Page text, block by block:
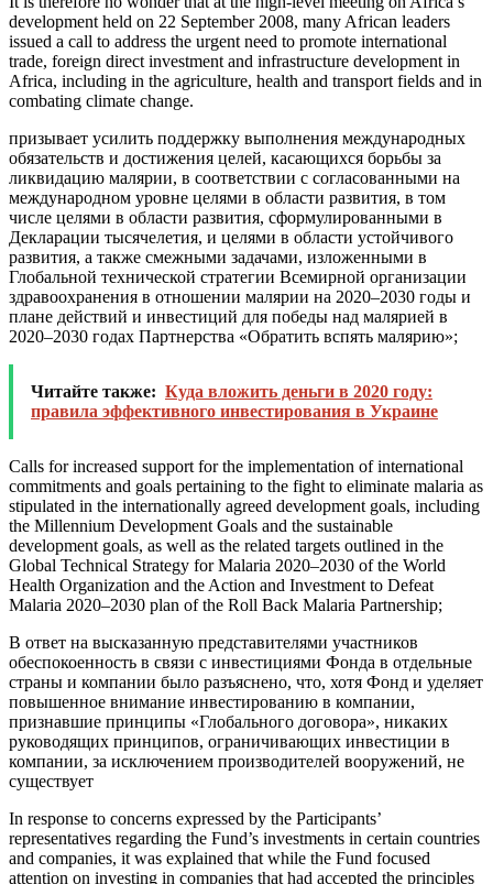
development held on 22 September 2008, many African leaders
issued a call to address the urgent need to promote international
trade, foreign direct investment and infrastructure development in
Africa, including in the agriculture, health and transport fields and in
combating climate change.
призывает усилить поддержку выполнения международных
обязательств и достижения целей, касающихся борьбы за
ликвидацию малярии, в соответствии с согласованными на
международном уровне целями в области развития, в том
числе целями в области развития, сформулированными в
Декларации тысячелетия, и целями в области устойчивого
развития, а также смежными задачами, изложенными в
Глобальной технической стратегии Всемирной организации
здравоохранения в отношении малярии на 2020–2030 годы и
плане действий и инвестиций для победы над малярией в
2020–2030 годах Партнерства «Обратить вспять малярию»;
Читайте также: Куда вложить деньги в 2020 году:
правила эффективного инвестирования в Украине
Calls for increased support for the implementation of international
commitments and goals pertaining to the fight to eliminate malaria as
stipulated in the internationally agreed development goals, including
the Millennium Development Goals and the sustainable
development goals, as well as the related targets outlined in the
Global Technical Strategy for Malaria 2020–2030 of the World
Health Organization and the Action and Investment to Defeat
Malaria 2020–2030 plan of the Roll Back Malaria Partnership;
В ответ на высказанную представителями участников
обеспокоенность в связи с инвестициями Фонда в отдельные
страны и компании было разъяснено, что, хотя Фонд и уделяет
повышенное внимание инвестированию в компании,
признавшие принципы «Глобального договора», никаких
руководящих принципов, ограничивающих инвестиции в
компании, за исключением производителей вооружений, не
существует
In response to concerns expressed by the Participants’
representatives regarding the Fund’s investments in certain countries
and companies, it was explained that while the Fund focused
attention on investing in companies that had accepted the principles